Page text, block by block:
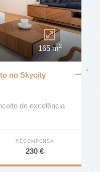
165 m2
no Skycity
de excelência
RECOMPENSA
230 €